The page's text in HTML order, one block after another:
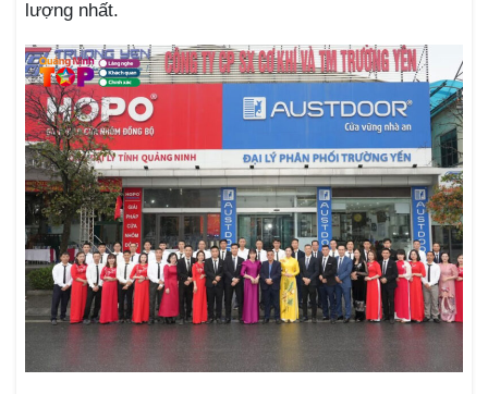
lượng nhất.